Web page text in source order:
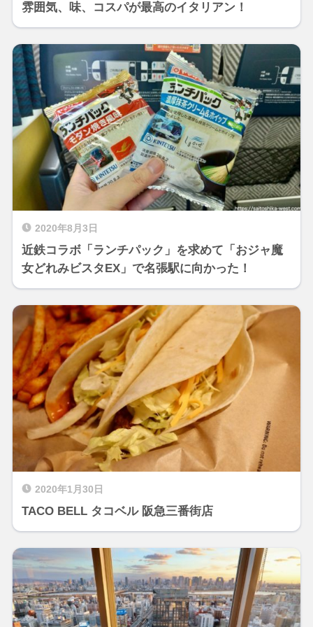
雰囲気、味、コスパが最高のイタリアン！
2020年8月3日
近鉄コラボ「ランチパック」を求めて「おジャ魔
女どれみビスタEX」で名張駅に向かった！
2020年1月30日
TACO BELL タコベル 阪急三番街店